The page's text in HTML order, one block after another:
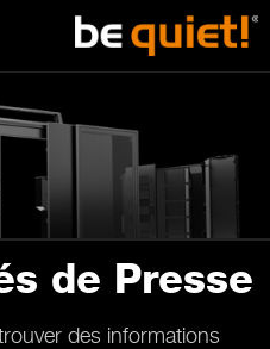
de Presse
des informations